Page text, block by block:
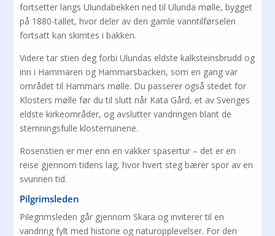
fortsetter langs Ulundabekken ned til Ulunda mølle, bygget
på 1880-tallet, hvor deler av den gamle vanntilførselen
fortsatt kan skimtes i bakken.
Videre tar stien deg forbi Ulundas eldste kalksteinsbrudd og
inn i Hammaren og Hammarsbacken, som en gang var
området til Hammars mølle. Du passerer også stedet for
Klosters mølle før du til slutt når Kata Gård, et av Sveriges
eldste kirkeområder, og avslutter vandringen blant de
stemningsfulle klosterruinene.
Rosenstien er mer enn en vakker spasertur – det er en
reise gjennom tidens lag, hvor hvert steg bærer spor av en
svunnen tid.
Pilgrimsleden
Pilegrimsleden går gjennom Skara og inviterer til en
vandring fylt med historie og naturopplevelser. For den